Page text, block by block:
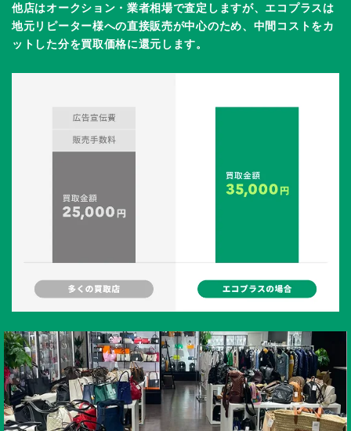
他店はオークション・業者相場で査定しますが、エコプラスは
地元リピーター様への直接販売が中心のため、中間コストをカ
ットした分を買取価格に還元します。